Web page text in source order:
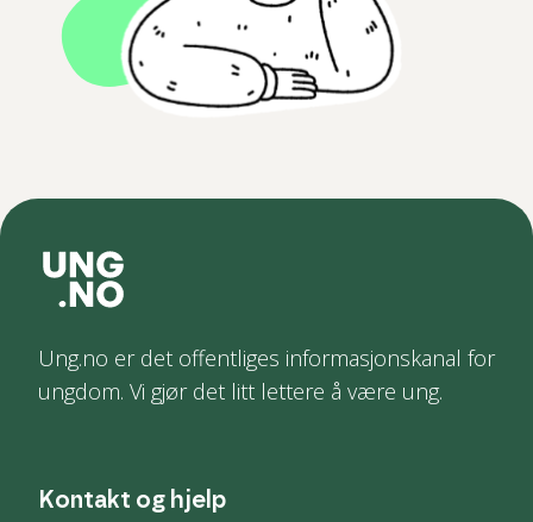
Ung.no er det offentliges informasjonskanal for
ungdom. Vi gjør det litt lettere å være ung.
Kontakt og hjelp